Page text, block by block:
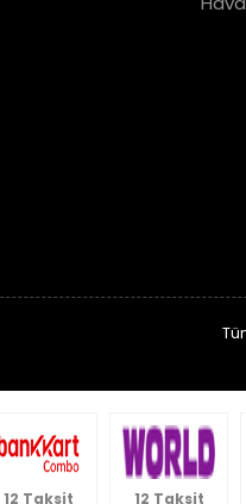
12 Taksit 12 Taksit